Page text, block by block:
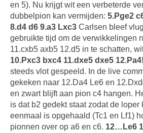
en 5). Nu krijgt wit een verbeterde
dubbelpion kan vermijden: 5.Pge2
8.d4 d6 9.a3 Lxc3 Carlsen bleef
gebruikte tijd om de verwikkelingen
11.cxb5 axb5 12.d5 in te schatten,
10.Pxc3 bxc4 11.dxe5 dxe5 12.Pa4!
steeds vlot gespeeld. In de live
gekeken naar 12.Da4 Le6 en
en zwart blijft aan pion c4 hangen.
is dat b2 gedekt staat zodat de loper
eenmaal is opgehaald (Tc1 en Lf1)
pionnen over op a6 en c6. 12…Le6